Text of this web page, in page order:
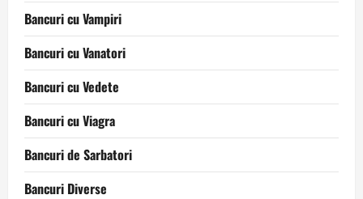
Bancuri cu Vampiri
Bancuri cu Vanatori
Bancuri cu Vedete
Bancuri cu Viagra
Bancuri de Sarbatori
Bancuri Diverse